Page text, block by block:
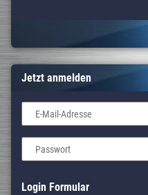
Jetzt anmelden
E-Mail-Adresse
Passwort
Login Formular